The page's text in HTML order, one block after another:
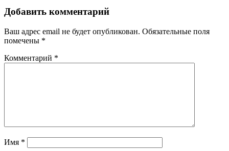
Добавить комментарий
Ваш адрес email не будет опубликован. Обязательные поля
помечены *
Комментарий *
Имя *